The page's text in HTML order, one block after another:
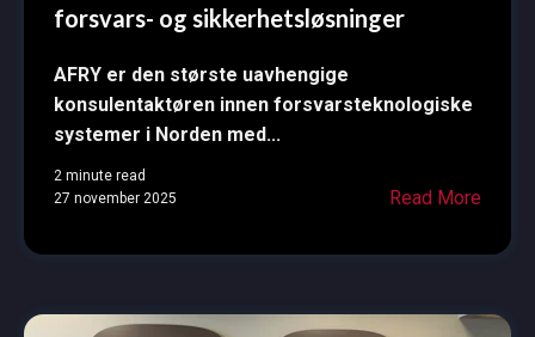
forsvars- og sikkerhetsløsninger
AFRY er den største uavhengige
konsulentaktøren innen forsvarsteknologiske
systemer i Norden med...
2 minute read
27 november 2025
Read More